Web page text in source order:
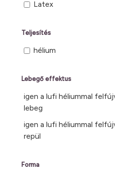
Latex
Teljesítés
hélium
Lebegő effektus
igen a lufi héliummal
lebeg
igen a lufi héliummal
repül
Forma